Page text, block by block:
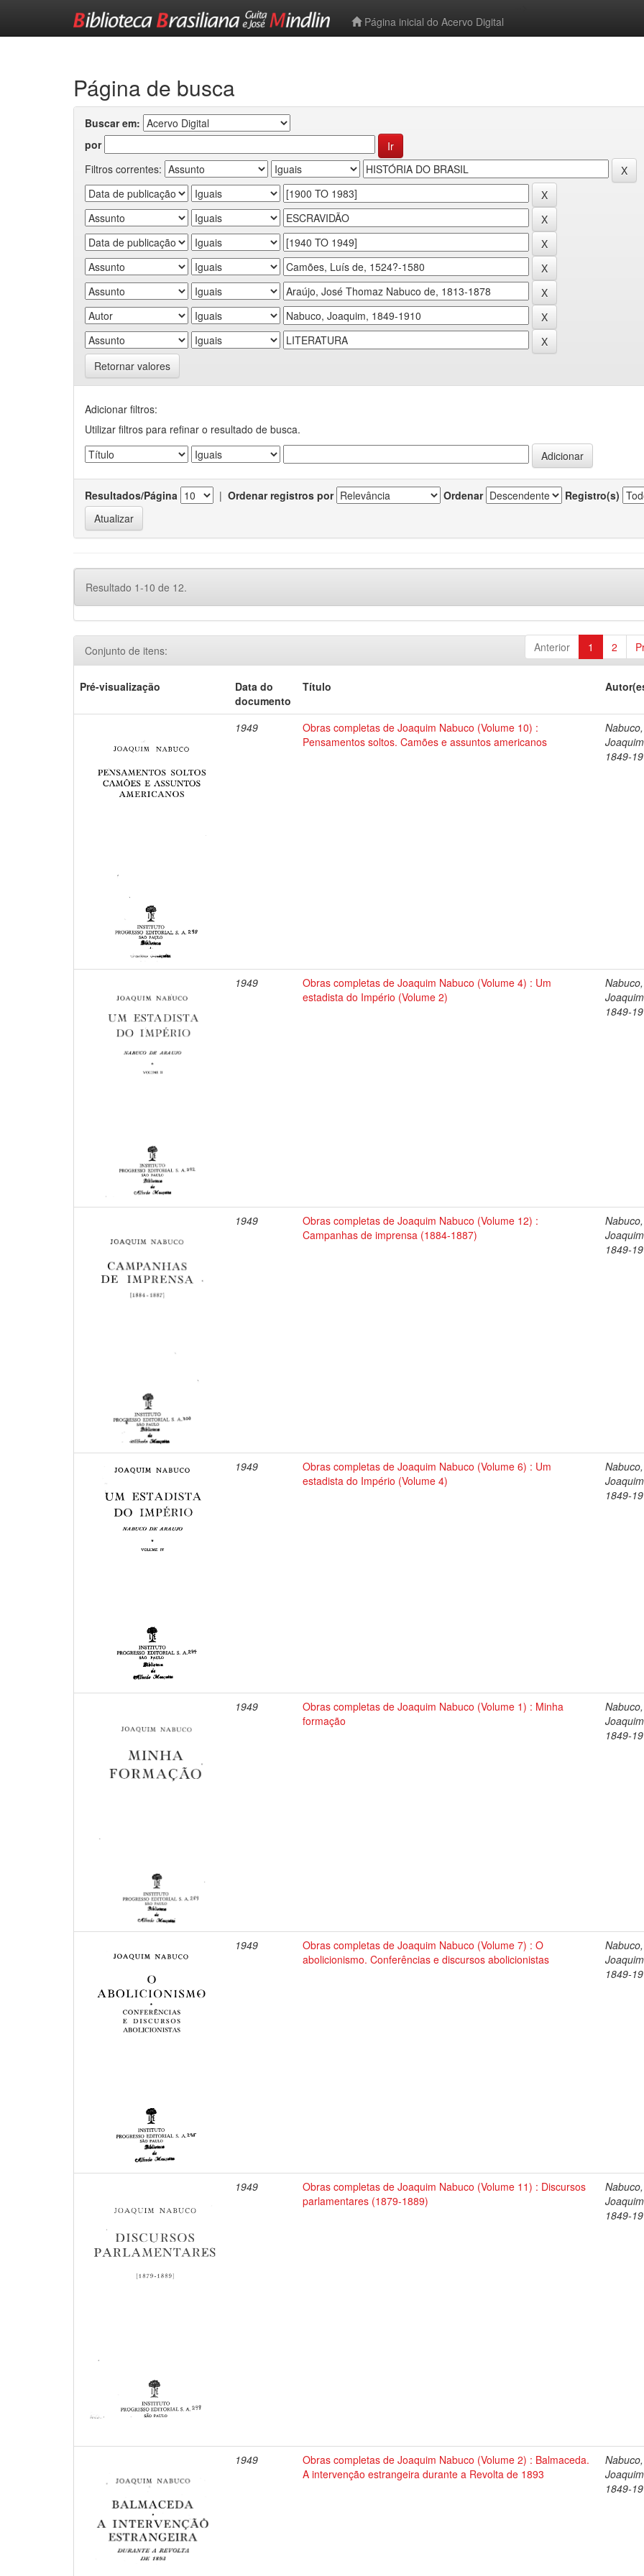
Página inicial do Acervo Digital
Página de busca
Buscar em:
por
Filtros correntes:
Retornar valores
Adicionar filtros:
Utilizar filtros para refinar o resultado de busca.
Resultados/Página | Ordenar registros por Ordenar Registro(s)
Resultado 1-10 de 12.
Anterior 1 2
Conjunto de itens:
Pré-visualização
Data do
documento
Título
1949
Obras completas de Joaquim Nabuco (Volume 10) :
Pensamentos soltos. Camões e assuntos americanos
Nabuco,
1849-
1949
Obras completas de Joaquim Nabuco (Volume 4) : Um
estadista do Império (Volume 2)
Nabuco,
1849-
1949
Obras completas de Joaquim Nabuco (Volume 12) :
Campanhas de imprensa (1884-1887)
Nabuco,
1849-
1949
Obras completas de Joaquim Nabuco (Volume 6) : Um
estadista do Império (Volume 4)
Nabuco,
1849-
1949
Obras completas de Joaquim Nabuco (Volume 1) : Minha
formação
Nabuco,
1849-
1949
Obras completas de Joaquim Nabuco (Volume 7) : O
abolicionismo. Conferências e discursos abolicionistas
Nabuco,
1849-
1949
Obras completas de Joaquim Nabuco (Volume 11) : Discursos
parlamentares (1879-1889)
Nabuco,
1849-
1949
Obras completas de Joaquim Nabuco (Volume 2) : Balmaceda.
A intervenção estrangeira durante a Revolta de 1893
Nabuco,
1849-